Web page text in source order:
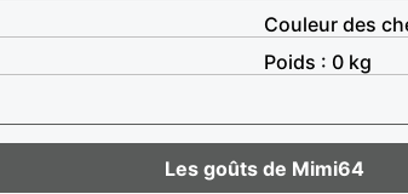
Couleur des
Poids : 0 kg
Les goûts de Mimi64